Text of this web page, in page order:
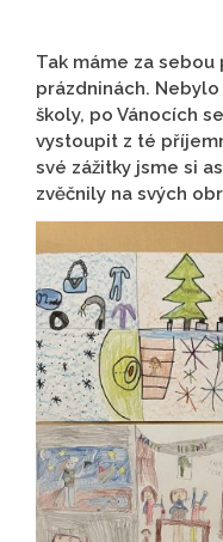
Tak máme za sebou
prázdninách.
školy, po Vánocích
vystoupit z té
své zážitky jsme si
zvěčnily na svých